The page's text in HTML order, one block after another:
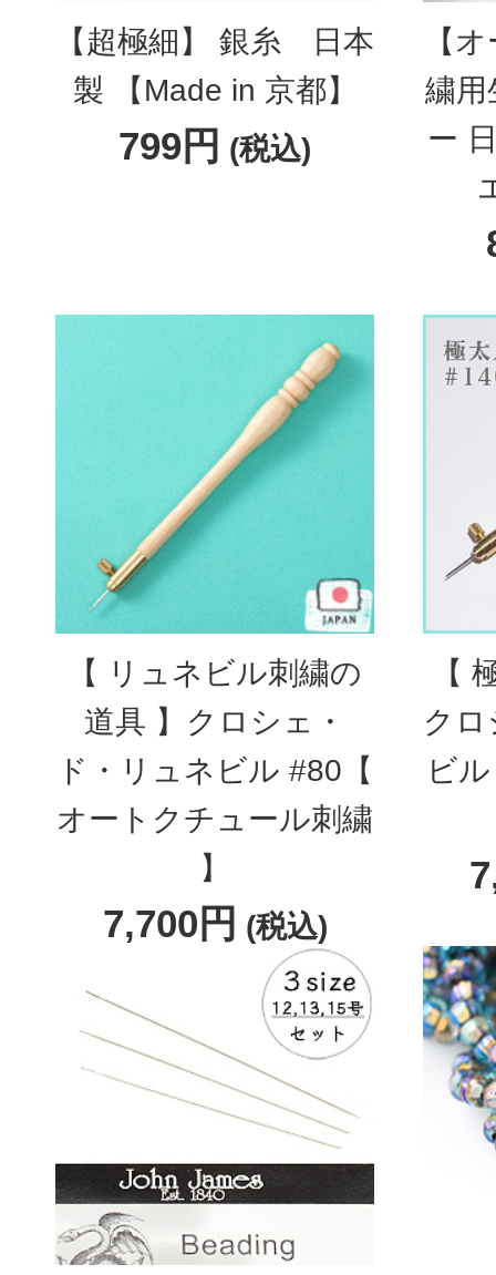
【超極細】 銀糸 日本
製 【Made in 京都】
799円 (税込)
【
繍用
ー
【 リュネビル刺繍の
道具 】クロシェ・
ド・リュネビル #80【
オートクチュール刺繍
】
7,700円 (税込)
【
ク
ビ